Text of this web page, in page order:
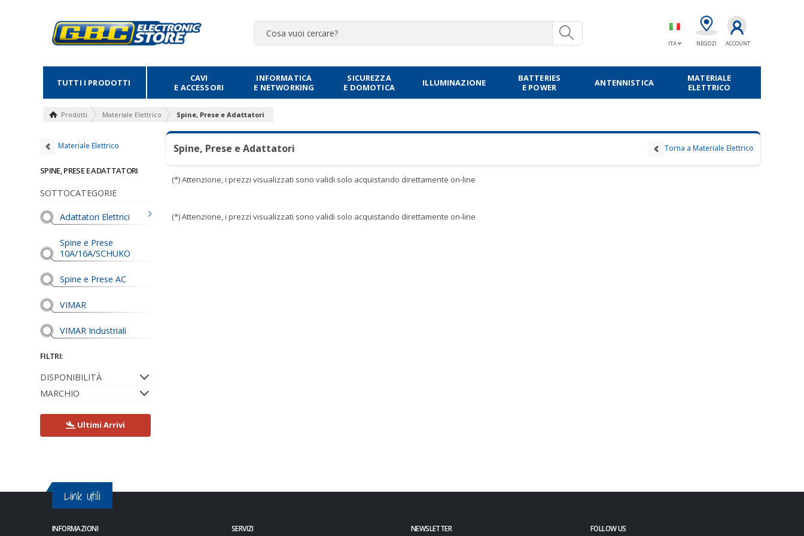
ITA NEGOZI ACCOUNT
TUTTI I PRODOTTI
CAVI
E ACCESSORI
INFORMATICA
E NETWORKING
SICUREZZA
E DOMOTICA
ILLUMINAZIONE
BATTERIES
E POWER
ANTENNISTICA
MATERIALE
ELETTRICO
Prodotti Materiale Elettrico Spine, Prese e Adattatori
Materiale Elettrico
SPINE, PRESE E ADATTATORI
SOTTOCATEGORIE
Adattatori Elettrici
Spine e Prese
10A/16A/SCHUKO
Spine e Prese AC
VIMAR
VIMAR Industriali
FILTRI:
DISPONIBILITÀ
MARCHIO
Ultimi Arrivi
Spine, Prese e Adattatori Torna a Materiale Elettrico
(*) Attenzione, i prezzi visualizzati sono validi solo acquistando direttamente on-line
(*) Attenzione, i prezzi visualizzati sono validi solo acquistando direttamente on-line
Link Utili
INFORMAZIONI SERVIZI NEWSLETTER FOLLOW US